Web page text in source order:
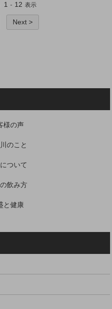
1 - 12 表示
Next >